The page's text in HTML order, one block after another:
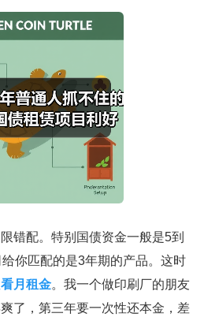
错配。特别国债资金一般是5到
你匹配的是3年期的产品。这时
月租金。我一个做印刷厂的朋友
了，第三年要一次性还本金，差